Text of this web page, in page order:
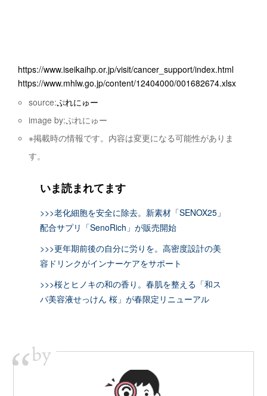
https://www.iseikaihp.or.jp/visit/cancer_support/index.html
https://www.mhlw.go.jp/content/12404000/001682674.xlsx
source:ぷれにゅー
image by:ぷれにゅー
※掲載時の情報です。内容は変更になる可能性がありま
す。
いま読まれてます
>>>老化細胞を安全に除去。新素材「SENOX25」
配合サプリ「SenoRich」が販売開始
>>>更年期前後の自分に労りを。高密度設計の美
容ドリンクがインナーケアをサポート
>>>桜とヒノキの和の香り。春肌を整える「和ス
パ美容液せっけん 桜」が春限定リニューアル
“by